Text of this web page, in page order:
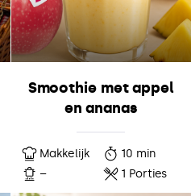
Smoothie met appel
en ananas
Makkelijk
10 min
–
1 Porties